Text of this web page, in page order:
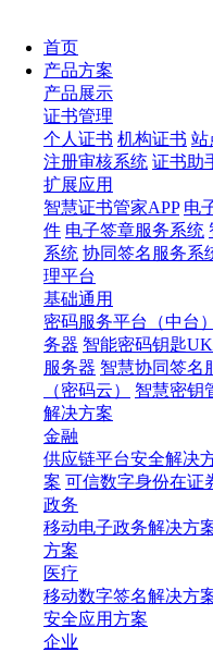
首页
产品方案
产品展示
证书管理
个人证书 机构证书 站
注册审核系统 证书助
扩展应用
智慧证书管家APP 电
件 电子签章服务系统
系统 协同签名服务系
理平台
基础通用
密码服务平台（中台）
务器 智能密码钥匙
服务器 智慧协同签名
（密码云）
智慧密钥
解决方案
金融
供应链平台安全解决
案 可信数字身份在证
政务
移动电子政务解决方
方案
医疗
移动数字签名解决方
安全应用方案
企业